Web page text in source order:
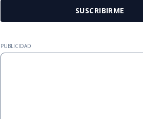
SUSCRIBIRME
PUBLICIDAD